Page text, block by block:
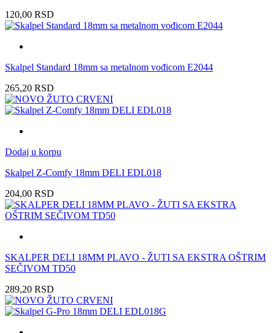
120,00 RSD
Skalpel Standard 18mm sa metalnom vođicom E2044
265,20 RSD
Dodaj u korpu
Skalpel Z-Comfy 18mm DELI EDL018
204,00 RSD
SKALPER DELI 18MM PLAVO - ŽUTI SA EKSTRA OŠTRIM
SEČIVOM TD50
289,20 RSD